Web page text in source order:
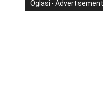
Oglasi - Advertisement